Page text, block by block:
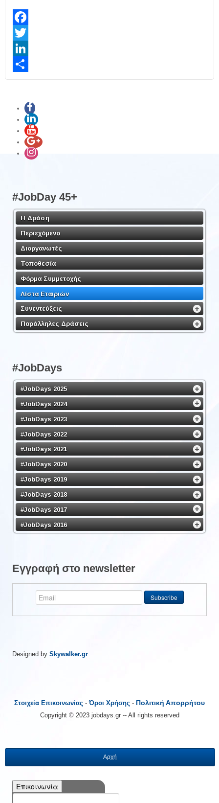
Facebook
Twitter
LinkedIn
Share
#JobDay 45+
Η Δράση
Περιεχόμενο
Διοργανωτές
Τοποθεσία
Φόρμα Συμμετοχής
Λίστα Εταιριών
Συνεντεύξεις
Παράλληλες Δράσεις
#JobDays
#JobDays 2025
#JobDays 2024
#JobDays 2023
#JobDays 2022
#JobDays 2021
#JobDays 2020
#JobDays 2019
#JobDays 2018
#JobDays 2017
#JobDays 2016
Εγγραφή στο newsletter
Designed by Skywalker.gr
Στοιχεία Επικοινωνίας -Όροι Χρήσης - Πολιτική Απορρήτου
Copyright © 2023 jobdays.gr -- All rights reserved
Αρχή